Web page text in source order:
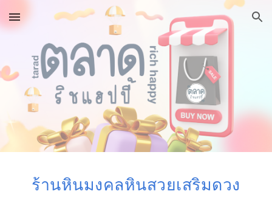
Skip to main content Skip to navigation
ร้านหินมงคลหินสวยเสริมดวง